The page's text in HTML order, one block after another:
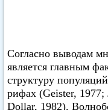
Согласно выводам
является главным
структуру
рифах (Geister, 1977;
Dollar, 1982).